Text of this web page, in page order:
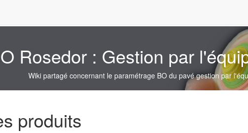
Rosedor : Gestion par
Wiki partagé concernant le paramétrage BO du pavé gestion par
produits